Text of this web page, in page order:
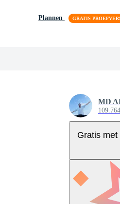
Plannen
MD
Gratis